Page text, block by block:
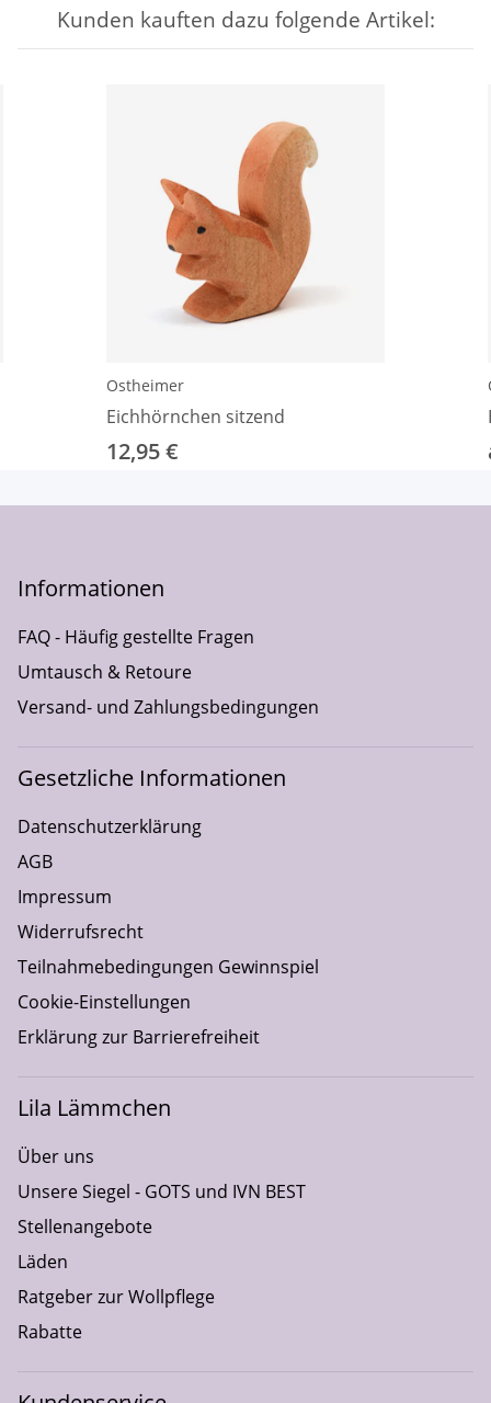
Kunden kauften dazu folgende Artikel:
Ostheimer
Eichhörnchen sitzend
12,95 €
Informationen
FAQ - Häufig gestellte Fragen
Umtausch & Retoure
Versand- und Zahlungsbedingungen
Gesetzliche Informationen
Datenschutzerklärung
AGB
Impressum
Widerrufsrecht
Teilnahmebedingungen Gewinnspiel
Cookie-Einstellungen
Erklärung zur Barrierefreiheit
Lila Lämmchen
Über uns
Unsere Siegel - GOTS und IVN BEST
Stellenangebote
Läden
Ratgeber zur Wollpflege
Rabatte